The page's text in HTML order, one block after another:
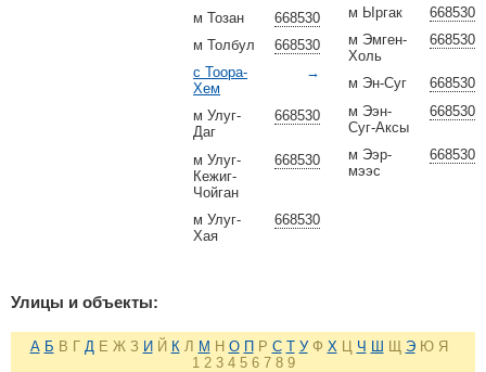
668530
м Тозан
668530
м Толбул
→
с Тоора-
Хем
668530
м Улуг-
Даг
668530
м Улуг-
Кежиг-
Чойган
668530
м Улуг-
Хая
668530
м Ыргак
668530
м Эмген-
Холь
668530
м Эн-Суг
668530
м Ээн-
Суг-Аксы
668530
м Ээр-
мээс
Улицы и объекты:
А Б В Г Д Е Ж З И Й К Л М Н О П Р С Т У Ф Х Ц Ч Ш Щ Э Ю Я
1 2 3 4 5 6 7 8 9